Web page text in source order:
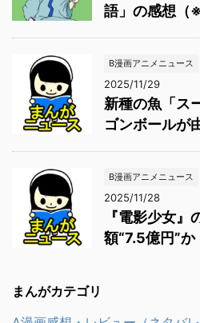
語」の感想（
B漫画アニメニュース
2025/11/29
新種の魚「ス
ゴンボールが
B漫画アニメニュース
2025/11/28
『電影少女
額“7.5億円”か
まんがカテゴリ